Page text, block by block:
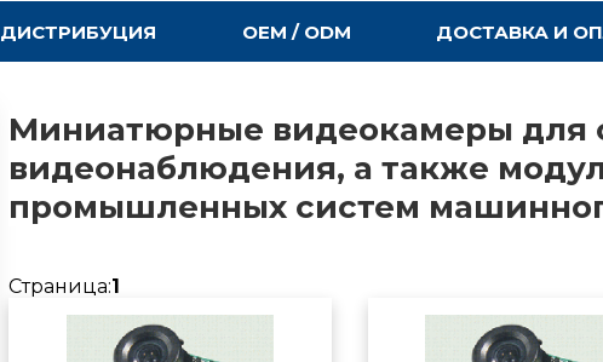
ДИСТРИБУЦИЯ OEM / ODM ДОСТАВКА И
Миниатюрные видеокамеры для
видеонаблюдения, а также
промышленных систем
Страница:1